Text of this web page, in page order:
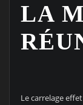
LA
Le carrelage